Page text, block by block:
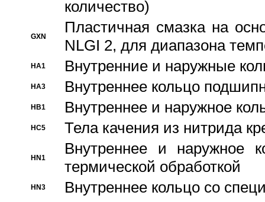
количество)
GXN
Пластичная смазка на
NLGI 2, для диапазона
HA1 Внутренние и наружные
HA3 Bнутреннее кольцо
HB1 Bнутреннее и наружное
HC5 Тела качения из нитрида
HN1
Bнутреннее и наружное
термической обработкой
HN3 Внутреннее кольцо со